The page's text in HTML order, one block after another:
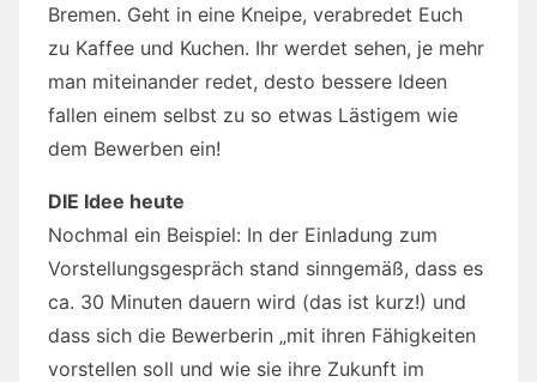
Bremen. Geht in eine Kneipe, verabredet Euch
zu Kaffee und Kuchen. Ihr werdet sehen, je mehr
man miteinander redet, desto bessere Ideen
fallen einem selbst zu so etwas Lästigem wie
dem Bewerben ein!
DIE Idee heute
Nochmal ein Beispiel: In der Einladung zum
Vorstellungsgespräch stand sinngemäß, dass es
ca. 30 Minuten dauern wird (das ist kurz!) und
dass sich die Bewerberin „mit ihren Fähigkeiten
vorstellen soll und wie sie ihre Zukunft im